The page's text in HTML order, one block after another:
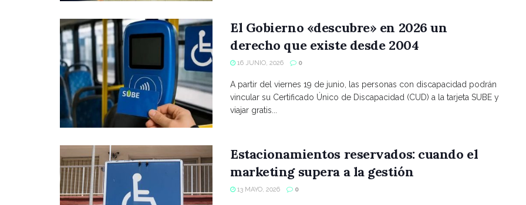
El Gobierno «descubre» en 2026 un
derecho que existe desde 2004
16 JUNIO, 2026 0
A partir del viernes 19 de junio, las personas con discapacidad podrán
vincular su Certificado Único de Discapacidad (CUD) a la tarjeta SUBE y
viajar gratis...
Estacionamientos reservados: cuando el
marketing supera a la gestión
13 MAYO, 2026 0